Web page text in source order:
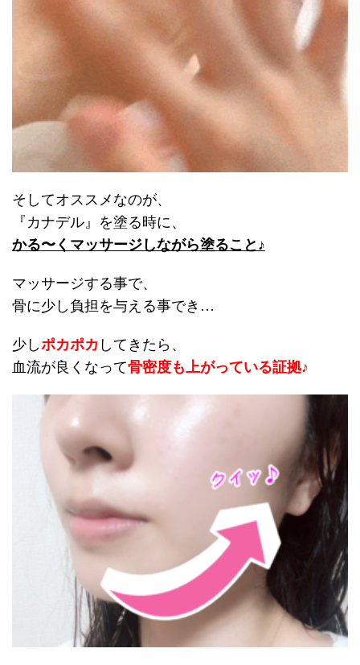
そしてオススメなのが、
『カナデル』を塗る時に、
かる〜くマッサージしながら塗ること♪
マッサージする事で、
骨に少し負担を与える事でき…
少しポカポカ してきたら、
血流が良くなって骨密度も上がっている証拠♪